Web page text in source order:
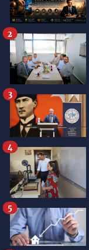
2
3
4
5